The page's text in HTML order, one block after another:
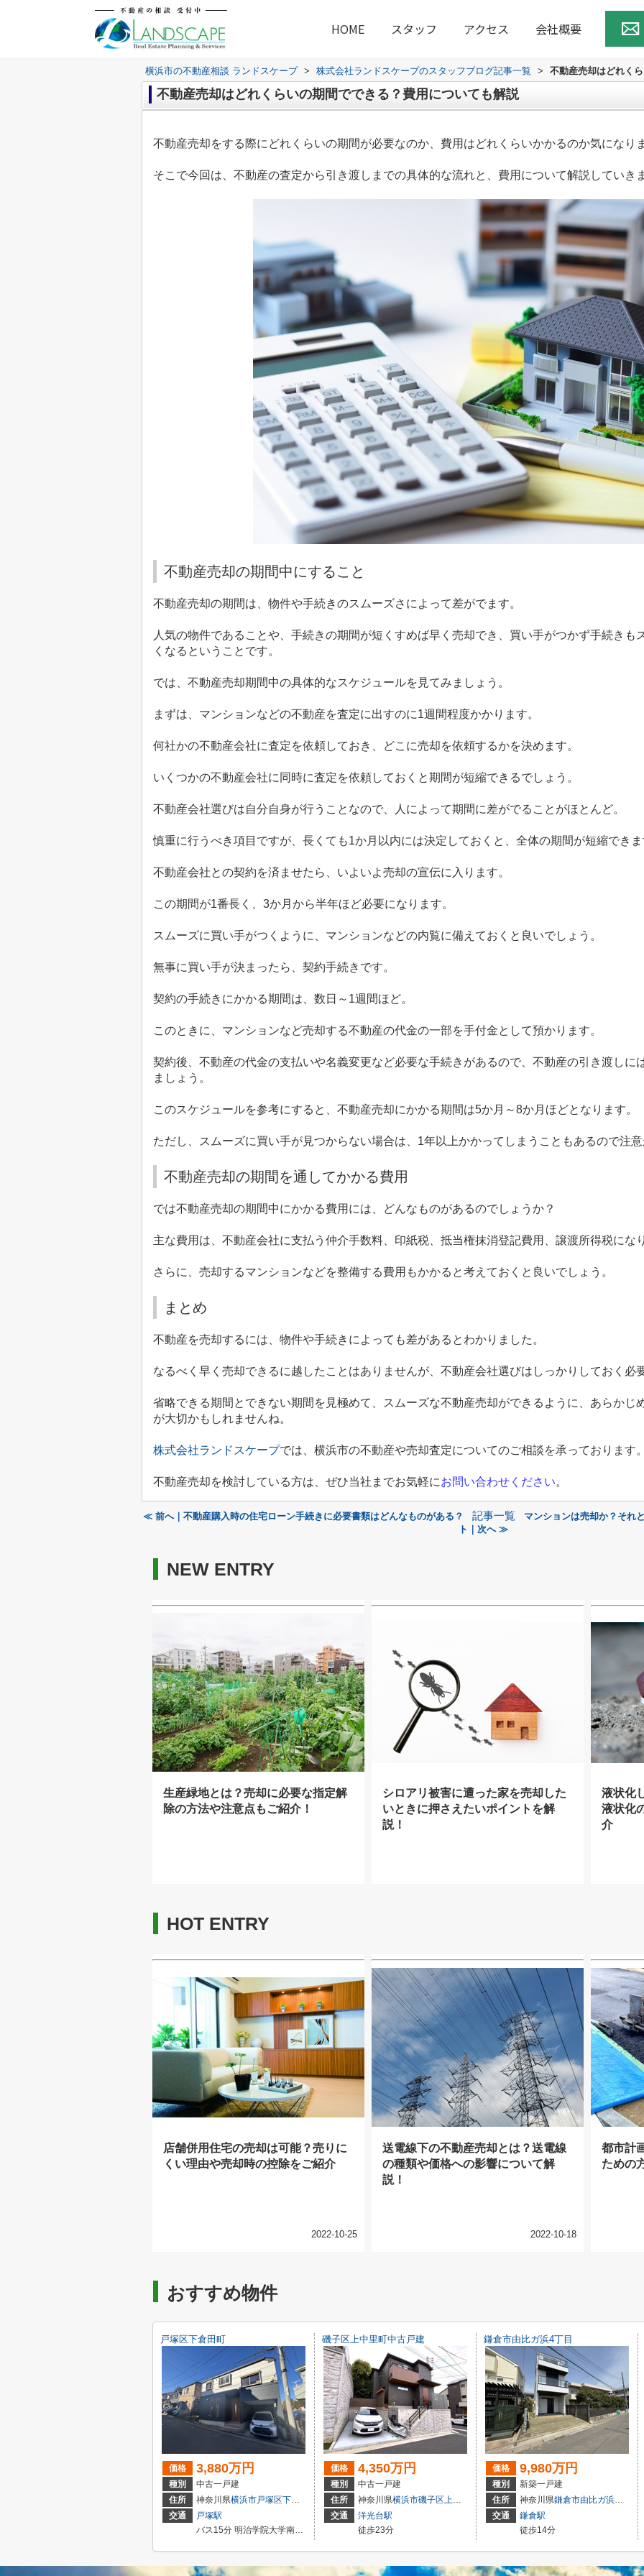
HOME スタッフ アクセス 会社概要
横浜市の不動産相談 ランドスケープ > 株式会社ランドスケープのスタッフブログ記事一覧 > 不動産売却はどれく
不動産売却はどれくらいの期間でできる？費用についても解説
不動産売却をする際にどれくらいの期間が必要なのか、費用はどれくらいかかるのか気になり
そこで今回は、不動産の査定から引き渡しまでの具体的な流れと、費用について解説していき
不動産売却の期間中にすること
不動産売却の期間は、物件や手続きのスムーズさによって差がでます。
人気の物件であることや、手続きの期間が短くすめば早く売却でき、買い手がつかず手続きも
くなるということです。
では、不動産売却期間中の具体的なスケジュールを見てみましょう。
まずは、マンションなどの不動産を査定に出すのに1週間程度かかります。
何社かの不動産会社に査定を依頼しておき、どこに売却を依頼するかを決めます。
いくつかの不動産会社に同時に査定を依頼しておくと期間が短縮できるでしょう。
不動産会社選びは自分自身が行うことなので、人によって期間に差がでることがほとんど。
慎重に行うべき項目ですが、長くても1か月以内には決定しておくと、全体の期間が短縮でき
不動産会社との契約を済ませたら、いよいよ売却の宣伝に入ります。
この期間が1番長く、 3か月から半年ほど必要になります。
スムーズに買い手がつくように、マンションなどの内覧に備えておくと良いでしょう。
無事に買い手が決まったら、契約手続きです。
契約の手続きにかかる期間は、数日～ 1週間ほど。
このときに、マンションなど売却する不動産の代金の一部を手付金として預かります。
契約後、不動産の代金の支払いや名義変更など必要な手続きがあるので、不動産の引き渡しに
ましょう。
このスケジュールを参考にすると、不動産売却にかかる期間は5か月～8か月ほどとなります。
ただし、スムーズに買い手が見つからない場合は、 1年以上かかってしまうこともあるので注
不動産売却の期間を通してかかる費用
では不動産売却の期間中にかかる費用には、どんなものがあるのでしょうか？
主な費用は、不動産会社に支払う仲介手数料、印紙税、抵当権抹消登記費用、譲渡所得税にな
さらに、売却するマンションなどを整備する費用もかかると考えておくと良いでしょう。
まとめ
不動産を売却するには、物件や手続きによっても差があるとわかりました。
なるべく早く売却できるに越したことはありませんが、不動産会社選びはしっかりしておく必
省略できる期間とできない期間を見極めて、スムーズな不動産売却ができるように、あらかじ
が大切かもしれませんね。
株式会社ランドスケープでは、横浜市の不動産や売却査定についてのご相談を承っております
不動産売却を検討している方は、ぜひ当社までお気軽にお問い合わせください。
≪ 前へ｜不動産購入時の住宅ローン手続きに必要書類はどんなものがある？ 記事一覧
マンションは売却か？それ
ト｜次へ ≫
NEW ENTRY
生産緑地とは？売却に必要な指定解
除の方法や注意点もご紹介！
シロアリ被害に遭った家を売却した
いときに押さえたいポイントを解
説！
液状化
液状化
介
HOT ENTRY
店舗併用住宅の売却は可能？売りに
くい理由や売却時の控除をご紹介
2022-10-25
送電線下の不動産売却とは？送電線
の種類や価格への影響について解
説！
2022-10-18
都市計
ための
おすすめ物件
戸塚区下倉田町
価格 3,880万円
種別
中古一戸建
住所
神奈川県横浜市戸塚区下倉田町
交通
戸塚駅
バス15分 明治学院大学南門 停歩7分
磯子区上中里町中古戸建
価格 4,350万円
種別
中古一戸建
住所
神奈川県横浜市磯子区 上中里町
416-44(地番)
交通
洋光台駅
徒歩23分
鎌倉市由比ガ浜4丁目
価格 9,980万円
種別
新築一戸建
住所
神奈川県鎌倉市由比ガ浜 ４丁目
交通
鎌倉駅
徒歩14分